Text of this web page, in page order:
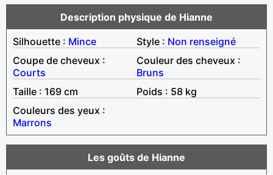
Description physique de Hianne
Silhouette : Mince Style : Non renseigné
Coupe de cheveux :
Courts
Couleur des cheveux :
Bruns
Taille : 169 cm
Poids : 58 kg
Couleurs des yeux :
Marrons
Les goûts de Hianne